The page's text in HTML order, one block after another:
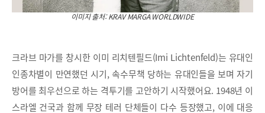
이미지 출처: KRAV MARGA WORLDWIDE
크라브 마가를 창시한 이미 리치텐필드(Imi Lichtenfeld)는 유대인
인종차별이 만연했던 시기, 속수무책 당하는 유대인들을 보며 자기
방어를 최우선으로 하는 격투기를 고안하기 시작했어요. 1948년 이
스라엘 건국과 함께 무장 테러 단체들이 다수 등장했고, 이에 대응